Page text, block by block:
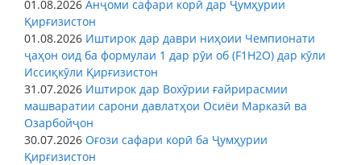
01.08.2026 Анҷоми сафари корӣ дар Ҷумҳурии
Қирғизистон
01.08.2026 Иштирок дар даври ниҳоии Чемпионати
ҷаҳон оид ба формулаи 1 дар рӯи об (F1H2O) дар кӯли
Иссиқкӯли Қирғизистон
31.07.2026 Иштирок дар Вохӯрии ғайрирасмии
машваратии сарони давлатҳои Осиёи Марказӣ ва
Озарбойҷон
30.07.2026 Оғози сафари корӣ ба Ҷумҳурии
Қирғизистон